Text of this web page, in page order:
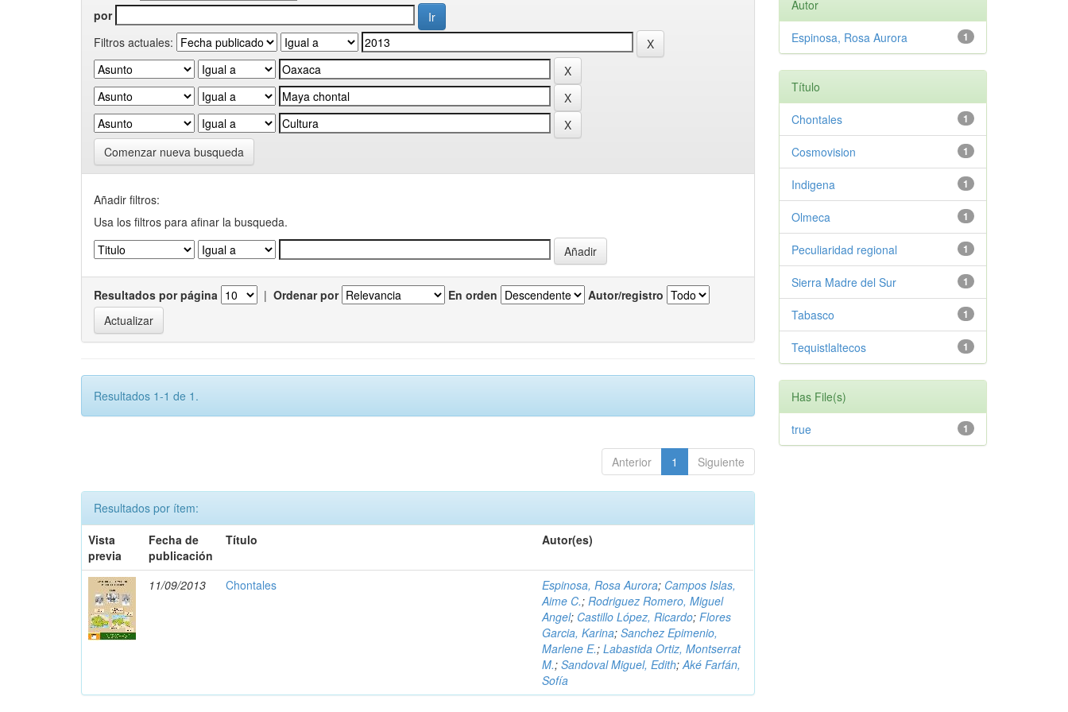
por
Filtros actuales:
Comenzar nueva busqueda
Añadir filtros:
Usa los filtros para afinar la busqueda.
Resultados por página | Ordenar por En orden Autor/registro
Resultados 1-1 de 1.
Anterior 1 Siguiente
Resultados por ítem:
Vista
previa
Fecha de
publicación
Título Autor(es)
11/09/2013 Chontales Espinosa, Rosa Aurora; Campos Islas,
Aime C.;Rodriguez Romero, Miguel
Angel; Castillo López, Ricardo;Flores
Garcia, Karina;Sanchez Epimenio,
Marlene E.;Labastida Ortiz, Montserrat
M.;Sandoval Miguel, Edith;Aké Farfán,
Sofía
Autor
1
Espinosa, Rosa Aurora
Título
1
Chontales
1
Cosmovision
1
Indigena
1
Olmeca
1
Peculiaridad regional
1
Sierra Madre del Sur
1
Tabasco
1
Tequistlaltecos
Has File(s)
1
true